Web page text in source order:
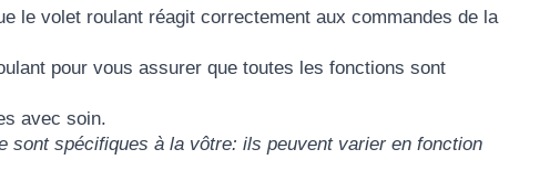
le volet roulant réagit correctement aux commandes de la
pour vous assurer que toutes les fonctions sont
avec soin.
sont spécifiques à la vôtre: ils peuvent varier en fonction